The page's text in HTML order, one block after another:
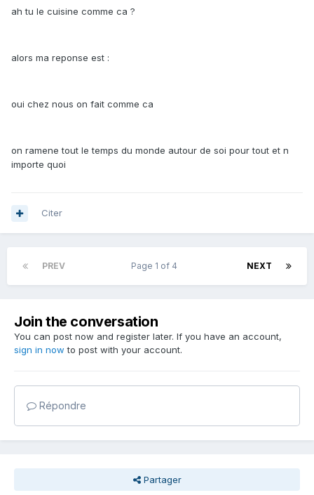
ah tu le cuisine comme ca ?
alors ma reponse est :
oui chez nous on fait comme ca
on ramene tout le temps du monde autour de soi pour tout et n
importe quoi
Citer
PREV NEXT
Page 1 of 4
Join the conversation
You can post now and register later. If you have an account,
sign in now to post with your account.
Répondre
Partager